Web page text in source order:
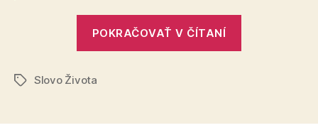
POKRAČOVAŤ V ČÍTANÍ
Slovo
ZnačkySlovo Života